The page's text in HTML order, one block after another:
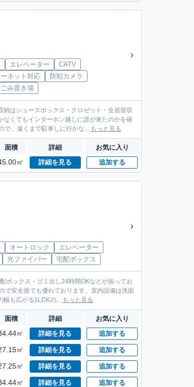
エレベーター
CATV
ネット対応
防犯カメラ
み置き場
はシューズボックス・クロゼット・全居室収
くてもインターホン越しに誰が来たのかを確
で、遠くまで駐車しに行かな... もっと見る
面積 詳細 お気に入り
㎡ 詳細を見る 追加する
オートロック
エレベーター
光ファイバー 宅配ボックス
ボックス・ゴミ出し24時間OKなどが揃ってお
で安全面でも優れております。室内設備は洗面
幅も広がる1LDKの... もっと見る
面積 詳細 お気に入り
㎡ 詳細を見る 追加する
㎡ 詳細を見る 追加する
㎡ 詳細を見る 追加する
㎡ 詳細を見る 追加する